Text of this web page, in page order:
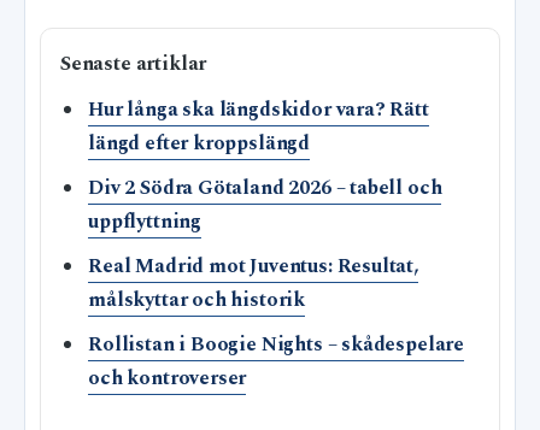
Senaste artiklar
Hur långa ska längdskidor vara? Rätt
längd efter kroppslängd
Div 2 Södra Götaland 2026 – tabell och
uppflyttning
Real Madrid mot Juventus: Resultat,
målskyttar och historik
Rollistan i Boogie Nights – skådespelare
och kontroverser